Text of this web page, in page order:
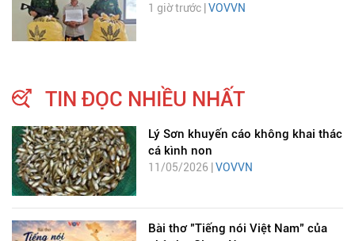
1 giờ trước | VOVVN
TIN ĐỌC NHIỀU NHẤT
Lý Sơn khuyến cáo không khai thác
cá kình non
11/05/2026 | VOVVN
Bài thơ "Tiếng nói Việt Nam" của